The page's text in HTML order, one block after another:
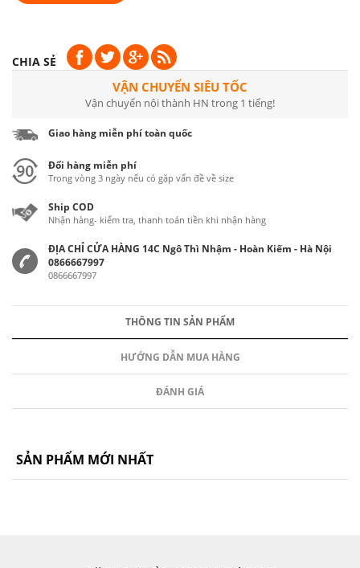
CHIA SẺ
VẬN CHUYỂN SIÊU TỐC
Vận chuyển nội thành HN trong 1 tiếng!
Giao hàng miễn phí toàn quốc
Đổi hàng miễn phí
Trong vòng 3 ngày nếu có gặp vấn đề về size
Ship COD
Nhận hàng- kiểm tra, thanh toán tiền khi nhận hàng
ĐỊA CHỈ CỬA HÀNG 14C Ngô Thì Nhậm - Hoàn Kiếm - Hà Nội
0866667997
0866667997
THÔNG TIN SẢN PHẨM
HƯỚNG DẪN MUA HÀNG
ĐÁNH GIÁ
SẢN PHẨM MỚI NHẤT